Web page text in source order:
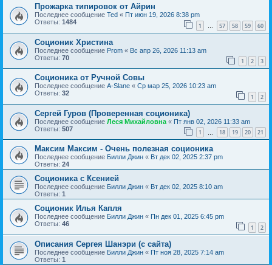
Прожарка типировок от Айрин
Последнее сообщение Ted « Пт июн 19, 2026 8:38 pm
Ответы: 1484 1 … 57 58 59 60
Соционик Христина
Последнее сообщение Prom « Вс апр 26, 2026 11:13 am
Ответы: 70 1 2 3
Соционика от Ручной Совы
Последнее сообщение A-Slane « Ср мар 25, 2026 10:23 am
Ответы: 32 1 2
Сергей Гуров (Проверенная соционика)
Последнее сообщение Леся Михайловна « Пт янв 02, 2026 11:33 am
Ответы: 507 1 18 19 20 21
Максим Максим - Очень полезная соционика
Последнее сообщение Билли Джин « Вт дек 02, 2025 2:37 pm
Ответы: 24
Соционика с Ксенией
Последнее сообщение Билли Джин « Вт дек 02, 2025 8:10 am
Ответы: 1
Соционик Илья Капля
Последнее сообщение Билли Джин « Пн дек 01, 2025 6:45 pm
Ответы: 46 1 2
Описания Сергея Шанэри (с сайта)
Последнее сообщение Билли Джин « Пт ноя 28, 2025 7:14 am
Ответы: 1